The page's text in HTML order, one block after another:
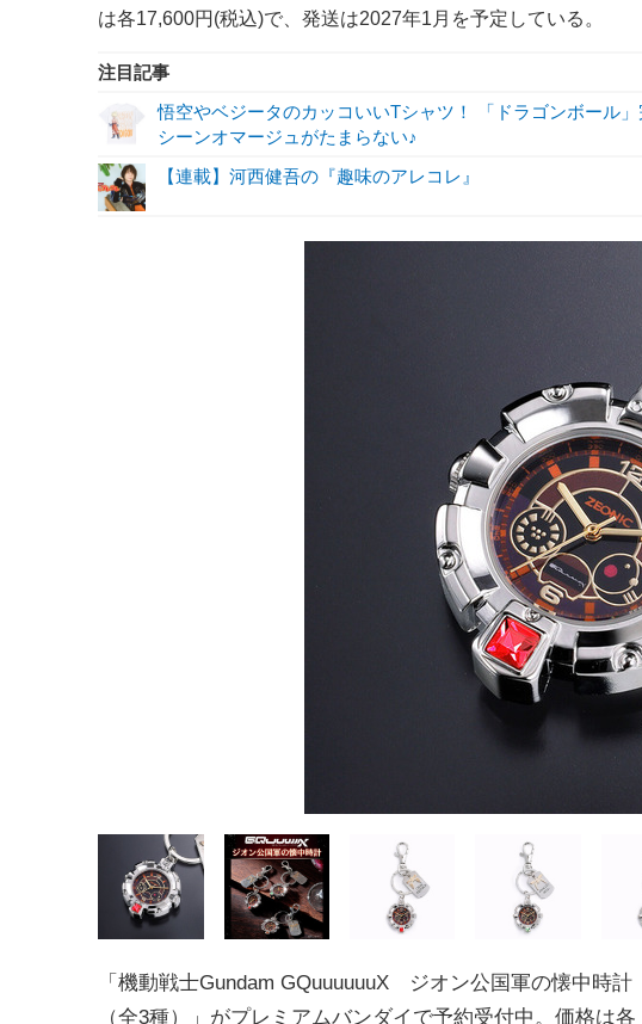
は各17,600円(税込)で、発送は2027年1月を予定している。
注目記事
悟空やベジータのカッコいいTシャツ！ 「ドラゴンボール
シーンオマージュがたまらない♪
【連載】河西健吾の『趣味のアレコレ』
「機動戦士Gundam GQuuuuuuX ジオン公国軍の懐中時計
（全3種）」がプレミアムバンダイで予約受付中。価格は各